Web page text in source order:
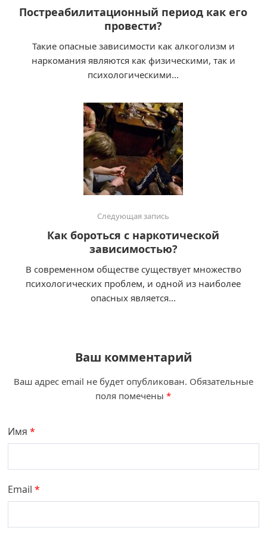
Постреабилитационный период как его
провести?
Такие опасные зависимости как алкоголизм и
наркомания являются как физическими, так и
психологическими...
Следующая запись
Как бороться с наркотической
зависимостью?
В современном обществе существует множество
психологических проблем, и одной из наиболее
опасных является...
Ваш комментарий
Ваш адрес email не будет опубликован. Обязательные
поля помечены*
Имя*
Email*